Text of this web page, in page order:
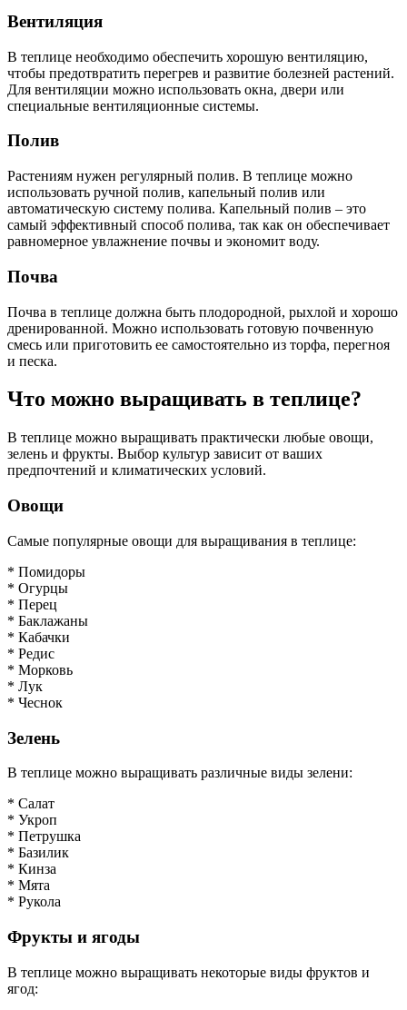
Вентиляция
В теплице необходимо обеспечить хорошую вентиляцию,
чтобы предотвратить перегрев и развитие болезней растений.
Для вентиляции можно использовать окна, двери или
специальные вентиляционные системы.
Полив
Растениям нужен регулярный полив. В теплице можно
использовать ручной полив, капельный полив или
автоматическую систему полива. Капельный полив – это
самый эффективный способ полива, так как он обеспечивает
равномерное увлажнение почвы и экономит воду.
Почва
Почва в теплице должна быть плодородной, рыхлой и хорошо
дренированной. Можно использовать готовую почвенную
смесь или приготовить ее самостоятельно из торфа, перегноя
и песка.
Что можно выращивать в теплице?
В теплице можно выращивать практически любые овощи,
зелень и фрукты. Выбор культур зависит от ваших
предпочтений и климатических условий.
Овощи
Самые популярные овощи для выращивания в теплице:
* Помидоры
* Огурцы
* Перец
* Баклажаны
* Кабачки
* Редис
* Морковь
* Лук
* Чеснок
Зелень
В теплице можно выращивать различные виды зелени:
* Салат
* Укроп
* Петрушка
* Базилик
* Кинза
* Мята
* Рукола
Фрукты и ягоды
В теплице можно выращивать некоторые виды фруктов и
ягод: